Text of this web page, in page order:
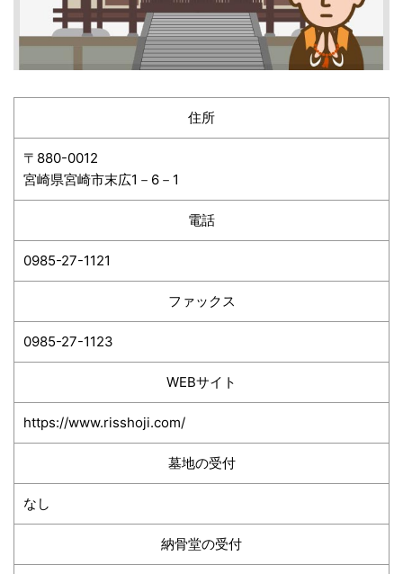
住所
〒880-0012
宮崎県宮崎市末広1－6－1
電話
0985-27-1121
ファックス
0985-27-1123
WEBサイト
https://www.risshoji.com/
墓地の受付
なし
納骨堂の受付